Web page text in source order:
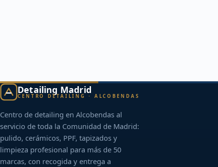
Detailing Madrid
CENTRO DETAILING · ALCOBENDAS
Centro de detailing en Alcobendas al
servicio de toda la Comunidad de Madrid:
pulido, cerámicos, PPF, tapizados y
limpieza profesional para más de 50
marcas, con recogida y entrega a